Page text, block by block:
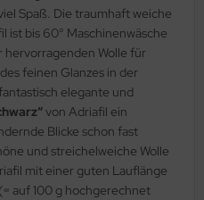
Spaß. Die traumhaft weiche
ist bis 60° Maschinenwäsche
hervorragenden Wolle für
feinen Glanzes in der
elegante und
von Adriafil ein
Blicke schon fast
und streichelweiche Wolle
mit einer guten Lauflänge
auf 100 g hochgerechnet